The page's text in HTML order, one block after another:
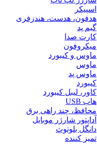
اسپیکر
هدفون، هدست، هندزفری
گیم پد
کارت صدا
میکروفون
ماوس و کیبورد
ماوس
ماوس پد
کیبورد
کاور، لیبل کیبورد
هاب USB
محافظ، چند راهی برق
آداپتور شارژر موبایل
دانگل بلوتوث
تمیز کننده